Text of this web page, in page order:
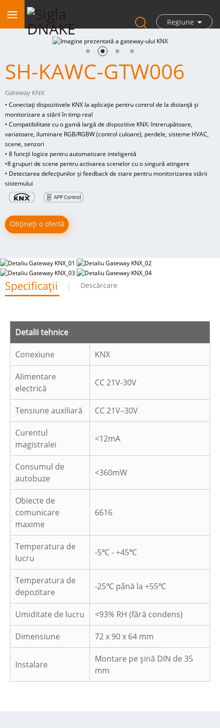
Regiune
SH-KAWC-GTW006
Gateway KNX
• Conectați dispozitivele KNX la aplicație pentru control de la distanță și
monitorizare a stării în timp real
• Compatibilitate cu o gamă largă de dispozitive KNX: întrerupătoare,
variatoare, iluminare RGB/RGBW (control culoare), perdele, sisteme HVAC,
scene, senzori
• 8 funcții logice pentru automatizare inteligentă
•8 grupuri de scene pentru activarea scenelor cu o singură atingere
• Detectarea defecțiunilor și feedback de stare pentru monitorizarea stării
sistemului
Obțineți o ofertă
Specificații Descărcare
Detalii tehnice
Conexiune KNX
Alimentare
electrică
CC 21V-30V
Tensiune auxiliară CC 21V–30V
Curentul
magistralei
<12mA
Consumul de
autobuze
<360mW
Obiecte de
comunicare
maxime
6616
Temperatura de
lucru
-5℃ - +45℃
Temperatura de
depozitare
-25℃ până la +55℃
Umiditate de lucru <93% RH (fără condens)
Dimensiune 72 x 90 x 64 mm
Instalare
Montare pe șină DIN de 35
mm